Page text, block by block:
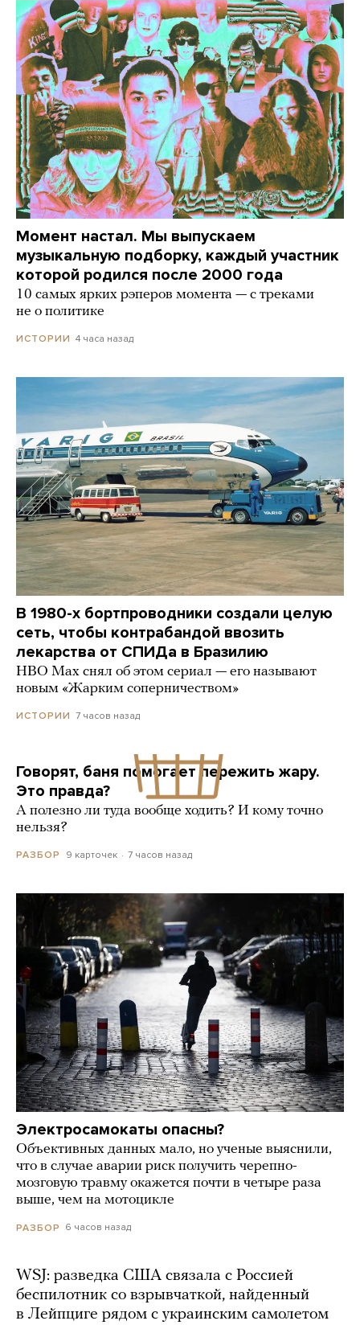
Момент настал. Мы выпускаем
музыкальную подборку, каждый участник
которой родился после 2000 года
10 самых ярких рэперов момента — с треками
не о политике
ИСТОРИИ 4 часа назад
В 1980-х бортпроводники создали целую
сеть, чтобы контрабандой ввозить
лекарства от СПИДа в Бразилию
HBO Max снял об этом сериал — его называют
новым «Жарким соперничеством»
ИСТОРИИ 7 часов назад
Говорят, баня помогает пережить жару.
Это правда?
А полезно ли туда вообще ходить? И кому точно
нельзя?
РАЗБОР 9 карточек 7 часов назад
Электросамокаты опасны?
Объективных данных мало, но ученые выяснили,
что в случае аварии риск получить черепно-
мозговую травму окажется почти в четыре раза
выше, чем на мотоцикле
РАЗБОР 6 часов назад
WSJ: разведка США связала с Россией
беспилотник со взрывчаткой, найденный
в Лейпциге рядом с украинским самолетом